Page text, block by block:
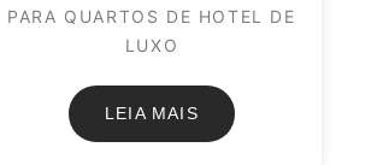
PARA QUARTOS DE HOTEL DE
LUXO
LEIA MAIS